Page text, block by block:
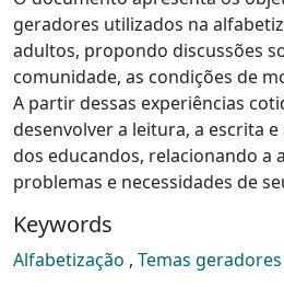
geradores utilizados na
adultos, propondo discussões
comunidade, as condições de
A partir dessas experiências
desenvolver a leitura, a escrita
dos educandos, relacionando a
problemas e necessidades de
Keywords
Alfabetização , Temas geradores